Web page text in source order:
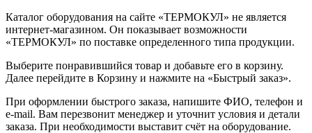
Каталог оборудования на сайте «ТЕРМОКУЛ» не является
интернет-магазином. Он показывает возможности
«ТЕРМОКУЛ» по поставке определенного типа продукции.
Выберите понравившийся товар и добавьте его в корзину.
Далее перейдите в Корзину и нажмите на «Быстрый заказ».
При оформлении быстрого заказа, напишите ФИО, телефон и
e-mail. Вам перезвонит менеджер и уточнит условия и детали
заказа. При необходимости выставит счёт на оборудование.